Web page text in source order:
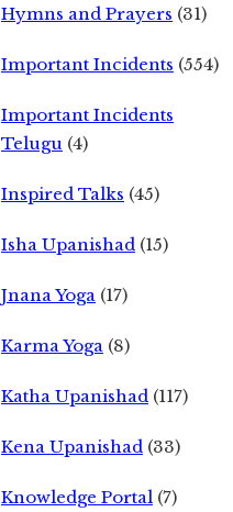
Hymns and Prayers (31)
Important Incidents (554)
Important Incidents
Telugu (4)
Inspired Talks (45)
Isha Upanishad (15)
Jnana Yoga (17)
Karma Yoga (8)
Katha Upanishad (117)
Kena Upanishad (33)
Knowledge Portal (7)